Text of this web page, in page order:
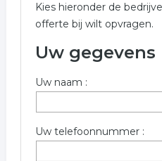
Onderstaand vindt u een
voorzieningen
van Heerhugowaard voor
een gratis prijs opgave in
bedrijven zijn gekoppeld
Heerhugowaard.
Kies hieronder de
offerte bij wilt opvragen.
Uw gegevens
Uw naam :
Uw telefoonnummer :